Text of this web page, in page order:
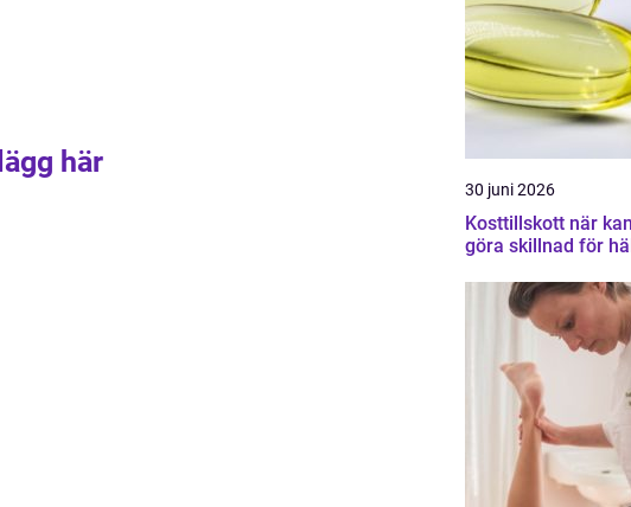
här
30 juni 2026
Kosttillskott när kan de
göra skillnad för